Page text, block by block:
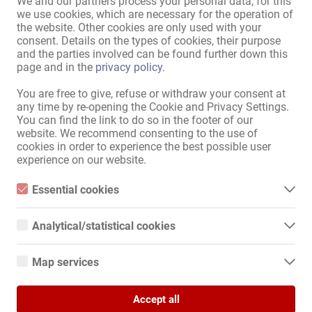
we use cookies, which are necessary for the operation of
the website. Other cookies are only used with your
consent. Details on the types of cookies, their purpose
and the parties involved can be found further down this
page and in the privacy policy.
You are free to give, refuse or withdraw your consent at
any time by re-opening the Cookie and Privacy Settings.
You can find the link to do so in the footer of our
website. We recommend consenting to the use of
cookies in order to experience the best possible user
experience on our website.
Essential cookies
Essential cookies are all cookies necessary for the operation of
function properly without these cookies.
Analytical/statistical cookies
Analytical or statistical cookies are cookies that are used to
They help website owners understand how visitors interact with
Map services
When you use Google Maps on our website, information about
Accept all
Баня: Душ,за общо ползване
Зона за гости:
Тераса,Джакузи
Външно представление /
достъп:
дискретен дом
Паркинг за гостите:
налице,собствени
Паркиране:
безплатно
Разположение:
Промишлена зона
в непосредствена близост:
пеша):
Салон за маникюр,
Солариум